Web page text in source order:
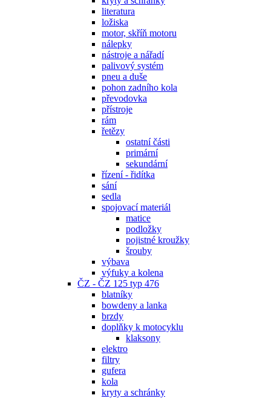
literatura
ložiska
motor, skříň motoru
nálepky
nástroje a nářadí
palivový systém
pneu a duše
pohon zadního kola
převodovka
přístroje
rám
řetězy
ostatní části
primární
sekundární
řízení - řidítka
sání
sedla
spojovací materiál
matice
podložky
pojistné kroužky
šrouby
výbava
výfuky a kolena
ČZ - ČZ 125 typ 476
blatníky
bowdeny a lanka
brzdy
doplňky k motocyklu
klaksony
elektro
filtry
gufera
kola
kryty a schránky